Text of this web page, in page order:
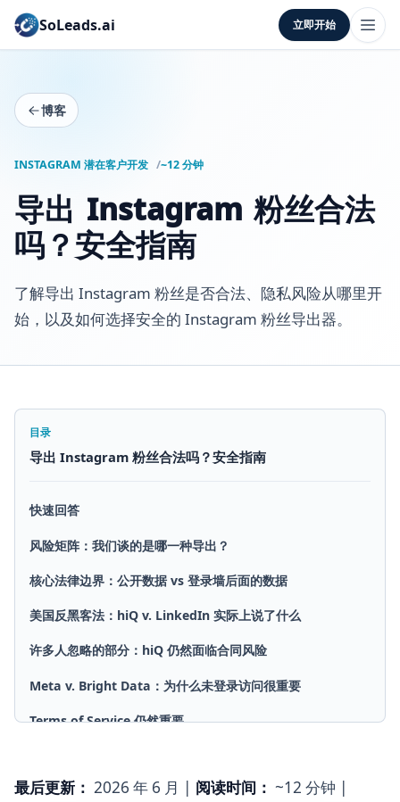
SoLeads.ai 立即开始
博客
INSTAGRAM 潜在客户开发 ~12 分钟
导出 Instagram 粉丝合法
吗？安全指南
了解导出 Instagram 粉丝是否合法、隐私风险从哪里开
始，以及如何选择安全的 Instagram 粉丝导出器。
目录
导出 Instagram 粉丝合法吗？安全指南
快速回答
风险矩阵：我们谈的是哪一种导出？
核心法律边界：公开数据 vs 登录墙后面的数据
美国反黑客法：hiQ v. LinkedIn 实际上说了什么
许多人忽略的部分：hiQ 仍然面临合同风险
Meta v. Bright Data：为什么未登录访问很重要
Terms of Service 仍然重要
更安全的 Instagram 粉丝导出器：应该看什么
最后更新： 2026 年 6 月 | 阅读时间： ~12 分钟 |